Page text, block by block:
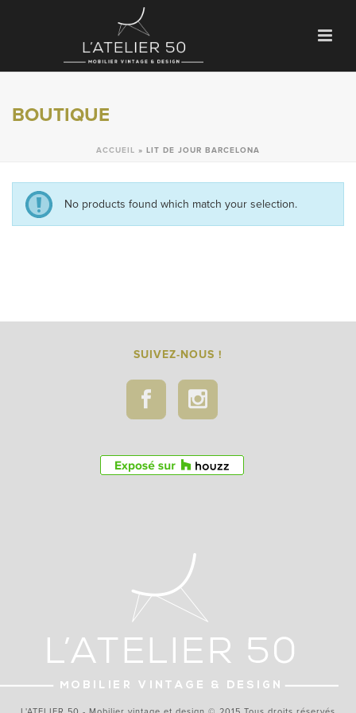
BOUTIQUE
ACCUEIL » LIT DE JOUR BARCELONA
No products found which match your selection.
SUIVEZ-NOUS !